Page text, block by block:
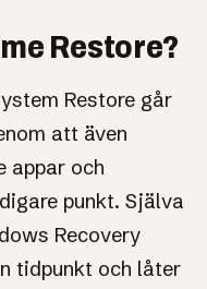
Restore?
Restore går
att även
appar och
punkt. Själva
Recovery
tidpunkt och låter